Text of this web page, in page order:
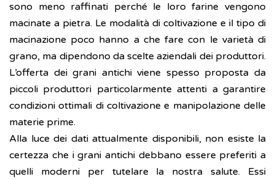
sono meno raffinati perché le loro farine vengono
macinate a pietra. Le modalità di coltivazione e il tipo di
macinazione poco hanno a che fare con le varietà di
grano, ma dipendono da scelte aziendali dei produttori.
L’offerta dei grani antichi viene spesso proposta da
piccoli produttori particolarmente attenti a garantire
condizioni ottimali di coltivazione e manipolazione delle
materie prime.
Alla luce dei dati attualmente disponibili, non esiste la
certezza che i grani antichi debbano essere preferiti a
quelli moderni per tutelare la nostra salute. Essi